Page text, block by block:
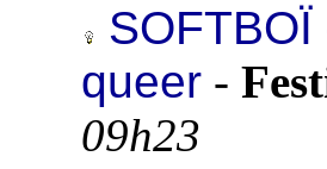
queer -
09h23